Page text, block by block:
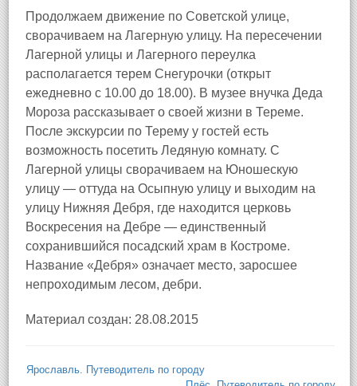
Продолжаем движение по Советской улице,
сворачиваем на Лагерную улицу. На пересечении
Лагерной улицы и Лагерного переулка
располагается терем Снегурочки (открыт
ежедневно с 10.00 до 18.00). В музее внучка Деда
Мороза рассказывает о своей жизни в Тереме.
После экскурсии по Терему у гостей есть
возможность посетить Ледяную комнату. С
Лагерной улицы сворачиваем на Юношескую
улицу — оттуда на Осыпную улицу и выходим на
улицу Нижняя Дебря, где находится церковь
Воскресения на Дебре — единственный
сохранившийся посадский храм в Костроме.
Название «Дебря» означает место, заросшее
непроходимым лесом, дебри.
Материал создан: 28.08.2015
Ярославль. Путеводитель по городу